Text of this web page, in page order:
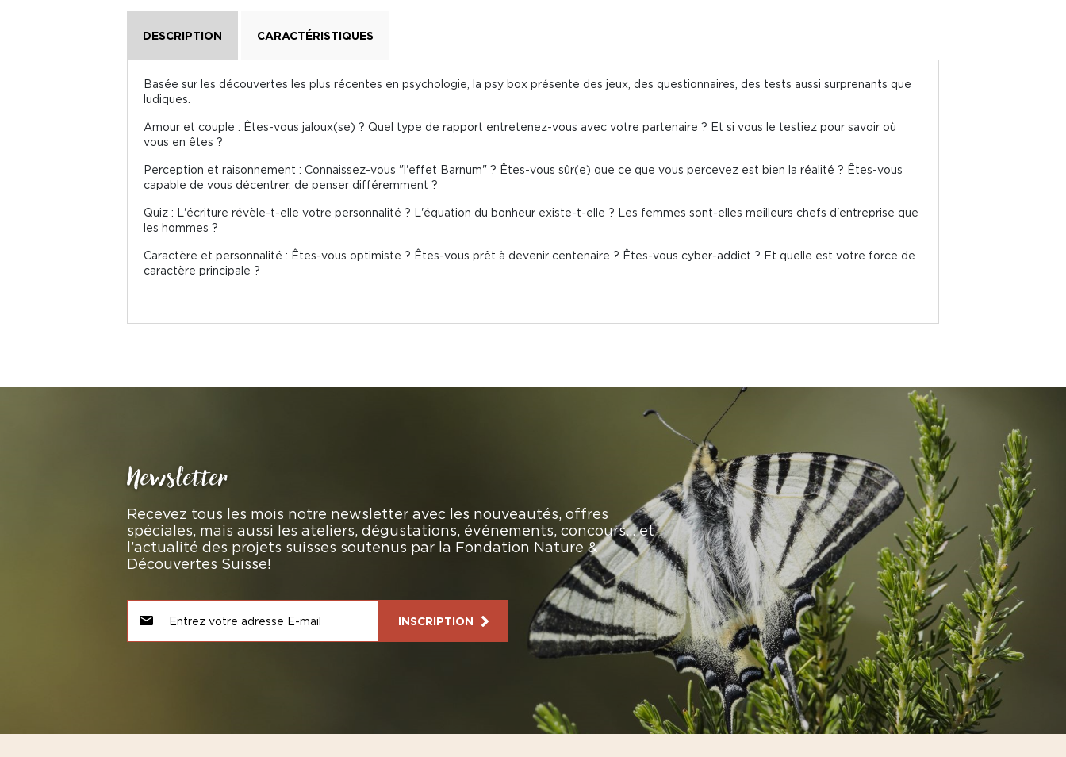
DESCRIPTION CARACTÉRISTIQUES
Basée sur les découvertes les plus récentes en psychologie, la psy box présente des jeux, des questionnaires, des tests aussi surprenants que
ludiques.
Amour et couple : Êtes-vous jaloux(se) ? Quel type de rapport entretenez-vous avec votre partenaire ? Et si vous le testiez pour savoir où
vous en êtes ?
Perception et raisonnement : Connaissez-vous "l'effet Barnum" ? Êtes-vous sûr(e) que ce que vous percevez est bien la réalité ? Êtes-vous
capable de vous décentrer, de penser différemment ?
Quiz : L'écriture révèle-t-elle votre personnalité ? L'équation du bonheur existe-t-elle ? Les femmes sont-elles meilleurs chefs d'entreprise que
les hommes ?
Caractère et personnalité : Êtes-vous optimiste ? Êtes-vous prêt à devenir centenaire ? Êtes-vous cyber-addict ? Et quelle est votre force de
caractère principale ?
Newsletter
Recevez tous les mois notre newsletter avec les nouveautés, offres
spéciales, mais aussi les ateliers, dégustations, événements, concours… et
l’actualité des projets suisses soutenus par la Fondation Nature &
Découvertes Suisse!
INSCRIPTION